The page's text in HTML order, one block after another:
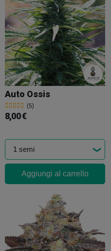
Auto Ossis
(5)
8,00 €
Aggiungi al carrello